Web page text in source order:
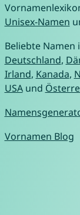
Unisex-Namen
Beliebte Namen
Deutschland,
Irland, Kanada,
USAund
Vornamen Blog